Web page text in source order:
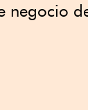
negocio